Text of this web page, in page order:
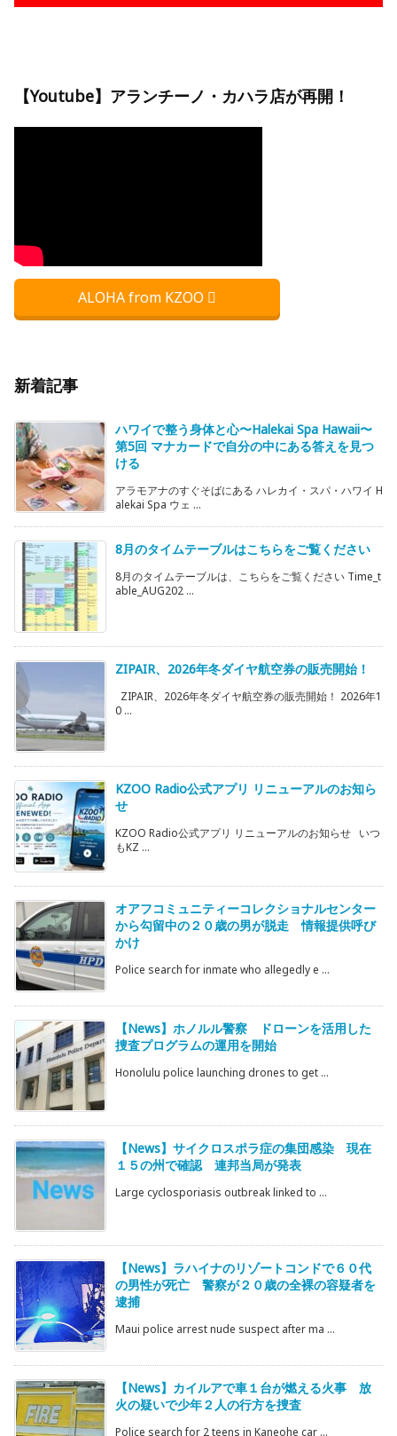
【Youtube】アランチーノ・カハラ店が再開！
ALOHA from KZOO
新着記事
ハワイで整う身体と心〜Halekai Spa Hawaii〜
第5回 マナカードで自分の中にある答えを見つ
ける
アラモアナのすぐそばにある ハレカイ・スパ・ハワイ H
alekai Spa ウェ ...
8月のタイムテーブルはこちらをご覧ください
8月のタイムテーブルは、こちらをご覧ください Time_t
able_AUG202 ...
ZIPAIR、2026年冬ダイヤ航空券の販売開始！
ZIPAIR、2026年冬ダイヤ航空券の販売開始！ 2026年1
0 ...
KZOO Radio公式アプリ リニューアルのお知ら
せ
KZOO Radio公式アプリ リニューアルのお知らせ いつ
もKZ ...
オアフコミュニティーコレクショナルセンター
から勾留中の２０歳の男が脱走 情報提供呼び
かけ
Police search for inmate who allegedly e ...
【News】ホノルル警察 ドローンを活用した
捜査プログラムの運用を開始
Honolulu police launching drones to get ...
【News】サイクロスポラ症の集団感染 現在
１５の州で確認 連邦当局が発表
Large cyclosporiasis outbreak linked to ...
【News】ラハイナのリゾートコンドで６０代
の男性が死亡 警察が２０歳の全裸の容疑者を
逮捕
Maui police arrest nude suspect after ma ...
【News】カイルアで車１台が燃える火事 放
火の疑いで少年２人の行方を捜査
Police search for 2 teens in Kaneohe car ...